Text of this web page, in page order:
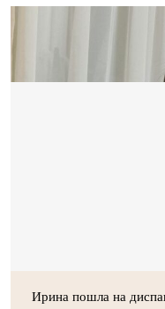
Ирина пошла на